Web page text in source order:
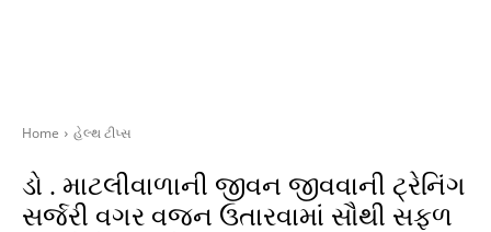
Home હેલ્થ ટીપ્સ
ડો . માટલીવાળાની જીવન જીવવાની ટ્રેનિંગ
સર્જરી વગર વજન ઉતારવામાં સૌથી સફળ